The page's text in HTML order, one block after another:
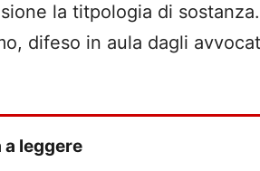
la titpologia di
difeso in aula dagli
leggere